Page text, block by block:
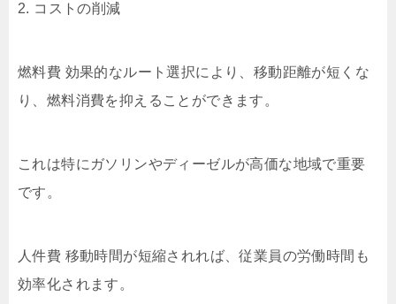
2. コストの削減
燃料費 効果的なルート選択により、移動距離が短くな
り、燃料消費を抑えることができます。
これは特にガソリンやディーゼルが高価な地域で重要
です。
人件費 移動時間が短縮されれば、従業員の労働時間も
効率化されます。